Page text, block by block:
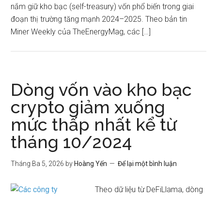
nắm giữ kho bạc (self-treasury) vốn phổ biến trong giai
đoạn thị trường tăng mạnh 2024–2025. Theo bản tin
Miner Weekly của TheEnergyMag, các […]
Dòng vốn vào kho bạc
crypto giảm xuống
mức thấp nhất kể từ
tháng 10/2024
Tháng Ba 5, 2026 by Hoàng Yến Để lại một bình luận
Theo dữ liệu từ DeFiLlama, dòng